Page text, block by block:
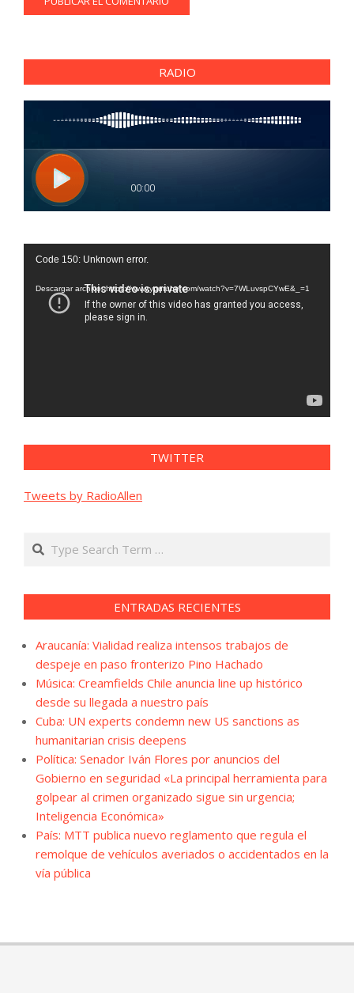
RADIO
Reproductor
vídeo
Code 150: Unknown error.
Descargar archivo: https://www.youtube.com/watch?v=7WLuvspCYwE&_=1
TWITTER
Tweets by RadioAllen
Search
ENTRADAS RECIENTES
Araucanía: Vialidad realiza intensos trabajos de
despeje en paso fronterizo Pino Hachado
Música: Creamfields Chile anuncia line up histórico
desde su llegada a nuestro país
Cuba: UN experts condemn new US sanctions as
humanitarian crisis deepens
Política: Senador Iván Flores por anuncios del
Gobierno en seguridad «La principal herramienta para
golpear al crimen organizado sigue sin urgencia;
Inteligencia Económica»
País: MTT publica nuevo reglamento que regula el
remolque de vehículos averiados o accidentados en la
vía pública